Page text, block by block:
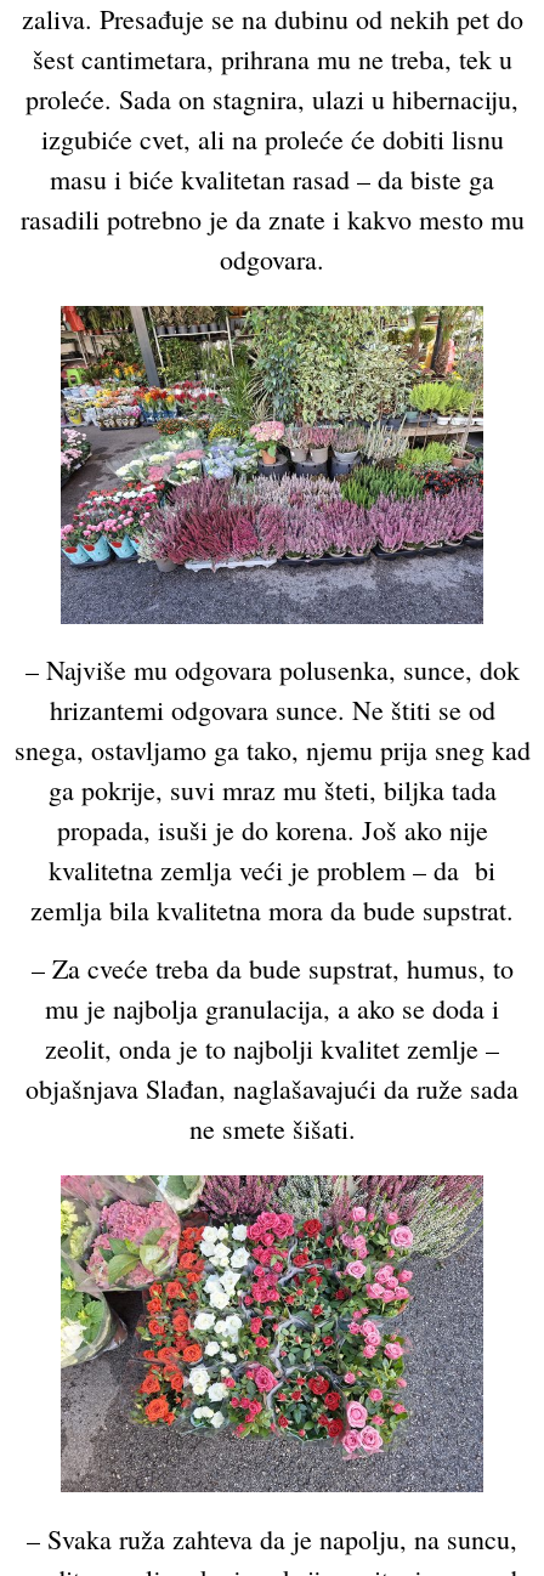
zaliva. Presađuje se na dubinu od nekih pet do
šest cantimetara, prihrana mu ne treba, tek u
proleće. Sada on stagnira, ulazi u hibernaciju,
izgubiće cvet, ali na proleće će dobiti lisnu
masu i biće kvalitetan rasad – da biste ga
rasadili potrebno je da znate i kakvo mesto mu
odgovara.
– Najviše mu odgovara polusenka, sunce, dok
hrizantemi odgovara sunce. Ne štiti se od
snega, ostavljamo ga tako, njemu prija sneg kad
ga pokrije, suvi mraz mu šteti, biljka tada
propada, isuši je do korena. Još ako nije
kvalitetna zemlja veći je problem – da bi
zemlja bila kvalitetna mora da bude supstrat.
– Za cveće treba da bude supstrat, humus, to
mu je najbolja granulacija, a ako se doda i
zeolit, onda je to najbolji kvalitet zemlje –
objašnjava Slađan, naglašavajući da ruže sada
ne smete šišati.
– Svaka ruža zahteva da je napolju, na suncu,